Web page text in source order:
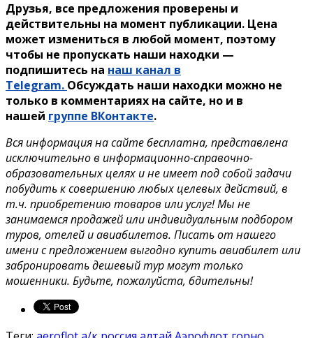
Друзья, все предложения проверены и
действительны на момент публикации. Цена
может измениться в любой момент, поэтому
чтобы не пропускать наши находки —
подпишитесь на наш канал в
Telegram. Обсуждать наши находки можно не
только в комментариях на сайте, но и в
нашей группе ВКонтакте.
Вся информация на сайте бесплатна, представлена
исключительно в информационно-справочно-
образовательных целях и не имеет под собой задачи
побудить к совершению любых целевых действий, в
т.ч. приобретению товаров или услуг! Мы не
занимаемся продажей или индивидуальным подбором
туров, отелей и авиабилетов. Писать от нашего
имени с предложением выгодно купить авиабилет или
забронировать дешевый тур могут только
мошенники. Будьте, пожалуйста, бдительны!